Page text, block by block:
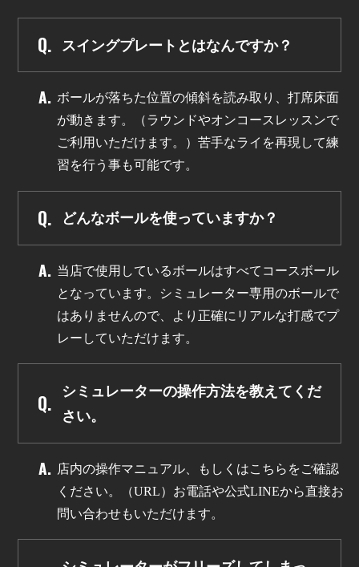
スイングプレートとはなんですか？
ボールが落ちた位置の傾斜を読み取り、打席床面
が動きます。（ラウンドやオンコースレッスンで
ご利用いただけます。）苦手なライを再現して練
習を行う事も可能です。
どんなボールを使っていますか？
当店で使用しているボールはすべてコースボール
となっています。シミュレーター専用のボールで
はありませんので、より正確にリアルな打感でプ
レーしていただけます。
シミュレーターの操作方法を教えてくだ
さい。
店内の操作マニュアル、もしくはこちらをご確認
ください。（URL）お電話や公式LINEから直接お
問い合わせもいただけます。